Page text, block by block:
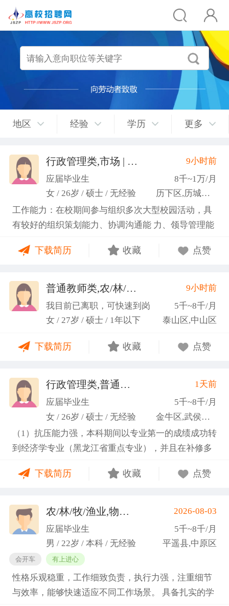
地区 经验 学历 更多
行政管理类,市场 | 媒介 | 广告 | 设计,人事/行政/后勤
9小时前
应届毕业生
8千~1万/月
女 / 26岁 / 硕士 / 无经验
历下区,历城区,市中区
工作能力：在校期间参与组织多次大型校园活动，具
有较好的组织策划能力、协调沟通能 力、领导管理能
务； 学习能力：有清晰的自我定位，能够很好地吸纳
做事认真细心，具有较强的执行力、高度敬业精神、
良好的职业操 守和团队协作精神。
下载简历 收藏 点赞
普通教师类,农/林/牧/渔业 (张卓璐)9小时前
我目前已离职，可快速到岗
5千~8千/月
女 / 27岁 / 硕士 / 1年以下
泰山区,中山区
下载简历 收藏 点赞
行政管理类,普通教师类
1天前
应届毕业生
5千~8千/月
女 / 26岁 / 硕士 / 无经验
金牛区,武侯区,青羊区
（1）抗压能力强，本科期间以专业第一的成绩成功转
到经济学专业（黑龙江省重点专业），并且在补修多
学；研一刚入学就跟随导师参加多个项目书撰写，其
基金项目以及国家重大课题项目申报书的撰写。
（2）沟通能力强，2023年9月-2024年6月在研究生管
理办公室担任助管，主要负责硕士、博士研究生开
题、预答辩和正式答辩答辩秘书工作，同时负责研究
生入学复试相关工作，研究生日常事务管理工作，与
老师和同学多方沟通协调；2025年4月-2025年7月在
图书馆信息处担任助管，主要负责毕业生论文查重、
下载简历 收藏 点赞
农/林/牧/渔业,物业管理,环保,物流/仓储,人事/行政/后勤
2026-08-03
应届毕业生
5千~8千/月
男 / 22岁 / 本科 / 无经验
平遥县,中原区
会开车 有上进心
性格乐观稳重，工作细致负责，执行力强，注重细节
与效率，能够快速适应不同工作场景。 具备扎实的学